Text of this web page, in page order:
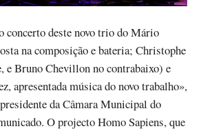
concerto deste novo trio do Mário
na composição e bateria; Christophe
e Bruno Chevillon no contrabaixo) e
apresentada música do novo trabalho»,
da Câmara Municipal do
O projecto Homo Sapiens, que